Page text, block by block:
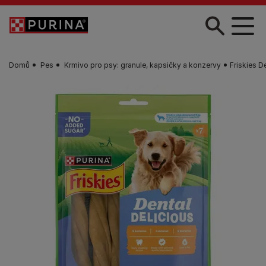
Skip to main content
Domů Pes Krmivo pro psy: granule, kapsičky a konzervy Friskies